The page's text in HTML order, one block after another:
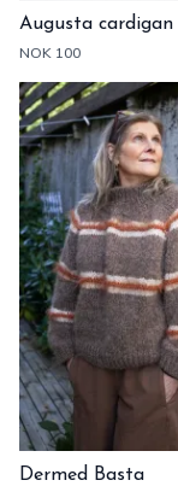
Augusta cardigan
NOK 100
Dermed Basta